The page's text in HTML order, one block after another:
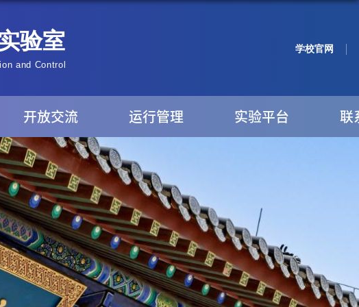
学校官网
开放交流 运行管理 实验平台 联